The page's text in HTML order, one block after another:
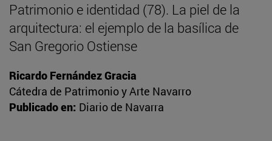
Patrimonio e identidad (78). La piel de la
arquitectura: el ejemplo de la basílica de
San Gregorio Ostiense
Ricardo Fernández Gracia
Cátedra de Patrimonio y Arte Navarro
Publicado en: Diario de Navarra